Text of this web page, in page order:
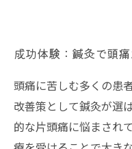
成功体験：鍼灸で頭
頭痛に苦しむ多くの患
改善策として鍼灸が選
的な片頭痛に悩まされ